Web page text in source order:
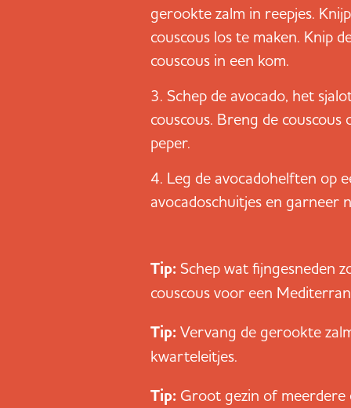
gerookte zalm in reepjes.
couscous los te maken. Knip
couscous in een kom.
Schep de avocado, het
couscous. Breng de
peper.
Leg de avocadohelften op
avocadoschuitjes en garneer
Tip: Schep wat fijngesneden
couscous voor een
Tip: Vervang de gerookte
kwarteleitjes.
Tip: Groot gezin of meerdere